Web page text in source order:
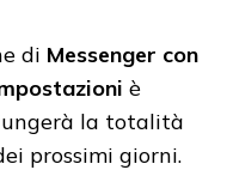
di Messenger con
è
la totalità
prossimi giorni.